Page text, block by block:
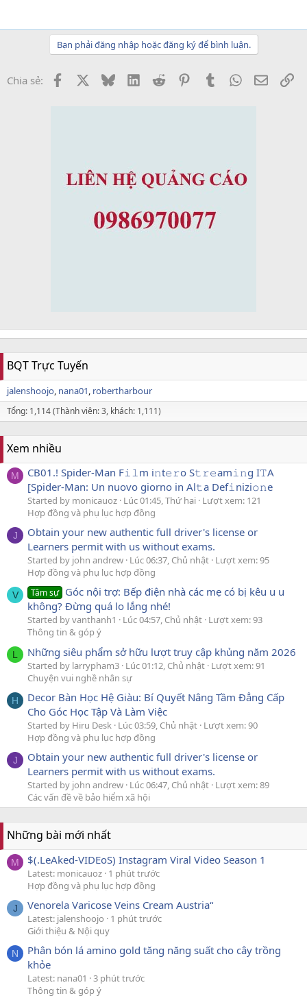
Bạn phải đăng nhập hoặc đăng ký để bình luận.
Chia sẻ: Facebook BlueskyLinkedInReddit PinterestTumblrWhatsApp
Email
BQT Trực Tuyến
jalenshoojo nana01 robertharbour
Tổng: 1,114 (Thành viên: 3, khách: 1,111)
Xem nhiều
M
CB01.! Spider-Man F𝚒𝚕m i𝚗t𝚎𝚛o S𝚝𝚛𝚎am𝚒𝚗g I𝚃A
[Spider-Man: Un nuovo giorno in Al𝚝a Def𝚒nizi𝚘𝚗e
Started by monicauoz Lúc 01:45, Thứ hai Lượt xem: 121
Hợp đồng và phụ lục hợp đồng
J
Obtain your new authentic full driver's license or
Learners permit with us without exams.
Started by john andrew Lúc 06:37, Chủ nhật Lượt xem: 95
Hợp đồng và phụ lục hợp đồng
V Tâm sự Góc nội trợ: Bếp điện nhà các mẹ có bị kêu u u
không? Đừng quá lo lắng nhé!
Started by vanthanh1 Lúc 04:57, Chủ nhật Lượt xem: 93
Thông tin & góp ý
L Những siêu phẩm sở hữu lượt truy cập khủng năm 2026
Started by larrypham3 Lúc 01:12, Chủ nhật Lượt xem: 91
Chuyện vui nghề nhân sự
H
Decor Bàn Học Hệ Giàu: Bí Quyết Nâng Tầm Đẳng Cấp
Cho Góc Học Tập Và Làm Việc
Started by Hiru Desk Lúc 03:59, Chủ nhật Lượt xem: 90
Hợp đồng và phụ lục hợp đồng
J
Obtain your new authentic full driver's license or
Learners permit with us without exams.
Started by john andrew Lúc 06:47, Chủ nhật Lượt xem: 89
Các vấn đề về bảo hiểm xã hội
Những bài mới nhất
M $(.LeAked-VIDEoS) Instagram Viral Video Season 1
Latest: monicauoz 1 phút trước
Hợp đồng và phụ lục hợp đồng
J Venorela Varicose Veins Cream Austria“
Latest: jalenshoojo
1 phút trước
Giới thiệu & Nội quy
N
Phân bón lá amino gold tăng năng suất cho cây trồng
khỏe
Latest: nana01
3 phút trước
Thông tin & góp ý